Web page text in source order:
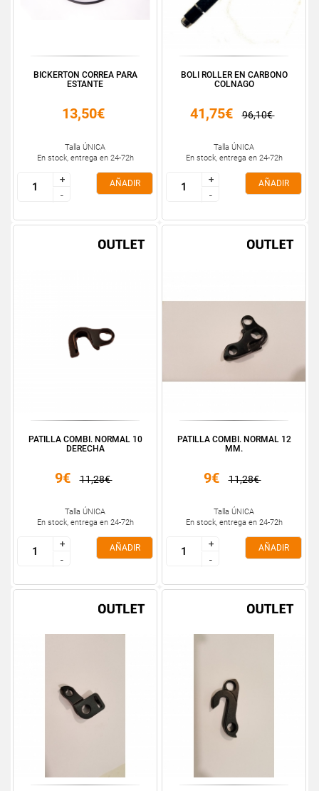
BICKERTON CORREA PARA
ESTANTE
13,50€
Talla ÚNICA
En stock, entrega en 24-72h
+
-
+
-
AÑADIR
BOLI ROLLER EN CARBONO
COLNAGO
41,75€ 96,10€
Talla ÚNICA
En stock, entrega en 24-72h
+
-
+
-
AÑADIR
PATILLA COMBI. NORMAL 10
DERECHA
9€ 11,28€
Talla ÚNICA
En stock, entrega en 24-72h
+
-
+
-
AÑADIR
PATILLA COMBI. NORMAL 12
MM.
9€ 11,28€
Talla ÚNICA
En stock, entrega en 24-72h
+
-
+
-
AÑADIR